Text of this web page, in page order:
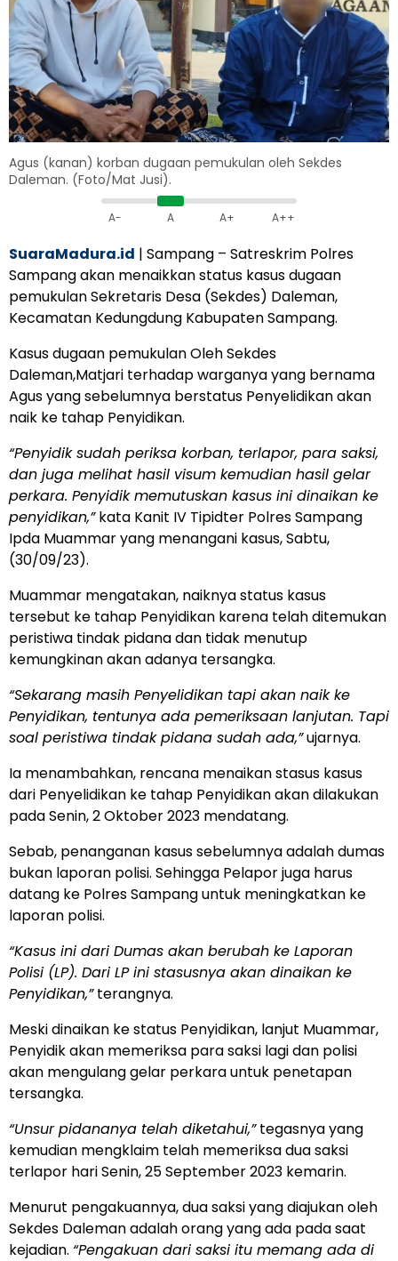
Agus (kanan) korban dugaan pemukulan oleh Sekdes
Daleman. (Foto/Mat Jusi).
A- A A+ A++
SuaraMadura.id | Sampang – Satreskrim Polres
Sampang akan menaikkan status kasus dugaan
pemukulan Sekretaris Desa (Sekdes) Daleman,
Kecamatan Kedungdung Kabupaten Sampang.
Kasus dugaan pemukulan Oleh Sekdes
Daleman,Matjari terhadap warganya yang bernama
Agus yang sebelumnya berstatus Penyelidikan akan
naik ke tahap Penyidikan.
“Penyidik sudah periksa korban, terlapor, para saksi,
dan juga melihat hasil visum kemudian hasil gelar
perkara. Penyidik memutuskan kasus ini dinaikan ke
penyidikan,”kata Kanit IV Tipidter Polres Sampang
Ipda Muammar yang menangani kasus, Sabtu,
(30/09/23).
Muammar mengatakan, naiknya status kasus
tersebut ke tahap Penyidikan karena telah ditemukan
peristiwa tindak pidana dan tidak menutup
kemungkinan akan adanya tersangka.
“Sekarang masih Penyelidikan tapi akan naik ke
Penyidikan, tentunya ada pemeriksaan lanjutan. Tapi
soal peristiwa tindak pidana sudah ada,”ujarnya.
Ia menambahkan, rencana menaikan stasus kasus
dari Penyelidikan ke tahap Penyidikan akan dilakukan
pada Senin, 2 Oktober 2023 mendatang.
Sebab, penanganan kasus sebelumnya adalah dumas
bukan laporan polisi. Sehingga Pelapor juga harus
datang ke Polres Sampang untuk meningkatkan ke
laporan polisi.
“Kasus ini dari Dumas akan berubah ke Laporan
Polisi (LP). Dari LP ini stasusnya akan dinaikan ke
Penyidikan,”terangnya.
Meski dinaikan ke status Penyidikan, lanjut Muammar,
Penyidik akan memeriksa para saksi lagi dan polisi
akan mengulang gelar perkara untuk penetapan
tersangka.
“Unsur pidananya telah diketahui,”tegasnya yang
kemudian mengklaim telah memeriksa dua saksi
terlapor hari Senin, 25 September 2023 kemarin.
Menurut pengakuannya, dua saksi yang diajukan oleh
Sekdes Daleman adalah orang yang ada pada saat
kejadian. “Pengakuan dari saksi itu memang ada di